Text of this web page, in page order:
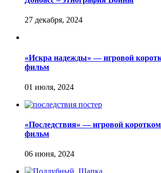
«Искра надежды» — игровой
фильм
«Последствия» — игровой
фильм